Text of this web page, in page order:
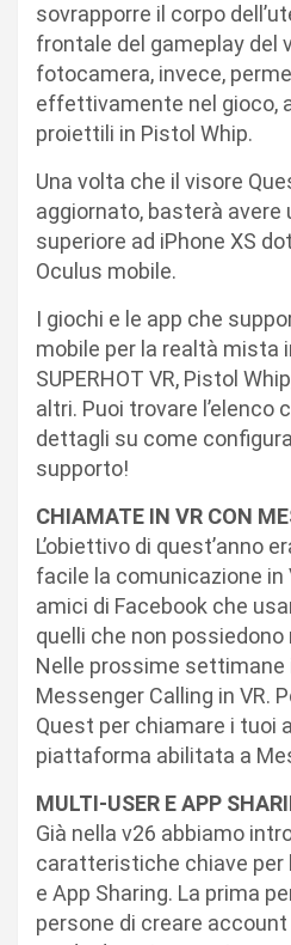
sovrapporre il corpo
frontale del gameplay del
fotocamera, invece,
effettivamente nel gioco,
proiettili in Pistol Whip.
Una volta che il visore
aggiornato, basterà avere
superiore ad iPhone XS
Oculus mobile.
I giochi e le app che
mobile per la realtà mista
SUPERHOT VR, Pistol
altri. Puoi trovare l’elenco
dettagli su come
supporto!
CHIAMATE IN VR CON
L’obiettivo di quest’anno
facile la comunicazione in
amici di Facebook che
quelli che non
Nelle prossime
Messenger Calling in VR.
Quest per chiamare i tuoi
piattaforma abilitata a
MULTI-USER E APP
Già nella v26 abbiamo
caratteristiche chiave per
e App Sharing. La prima
persone di creare